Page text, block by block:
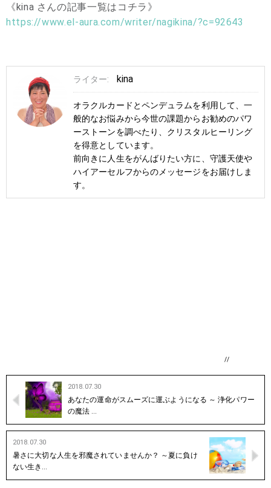
《kina さんの記事一覧はコチラ》
https://www.el-aura.com/writer/nagikina/?c=92643
ライター: kina
オラクルカードとペンデュラムを利用して、一
般的なお悩みから今世の課題からお勧めのパワ
ーストーンを調べたり、クリスタルヒーリング
を得意としています。
前向きに人生をがんばりたい方に、守護天使や
ハイアーセルフからのメッセージをお届けしま
す。
//
2018.07.30
あなたの運命がスムーズに運ぶようになる ～ 浄化パワー
の魔法 …
2018.07.30
暑さに大切な人生を邪魔されていませんか？ ～夏に負け
ない生き…